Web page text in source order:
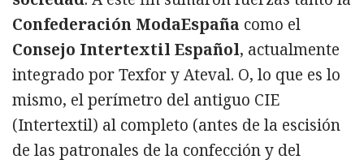
Confederación ModaEspaña como el
Consejo Intertextil Español, actualmente
integrado por Texfor y Ateval. O, lo que es lo
mismo, el perímetro del antiguo CIE
(Intertextil) al completo (antes de la escisión
de las patronales de la confección y del